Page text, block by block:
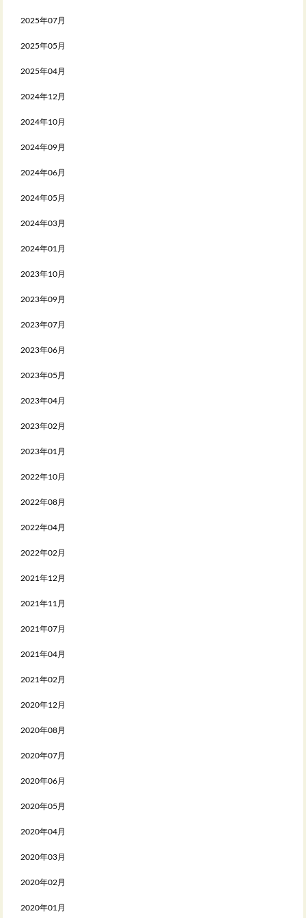
2025年07月
2025年05月
2025年04月
2024年12月
2024年10月
2024年09月
2024年06月
2024年05月
2024年03月
2024年01月
2023年10月
2023年09月
2023年07月
2023年06月
2023年05月
2023年04月
2023年02月
2023年01月
2022年10月
2022年08月
2022年04月
2022年02月
2021年12月
2021年11月
2021年07月
2021年04月
2021年02月
2020年12月
2020年08月
2020年07月
2020年06月
2020年05月
2020年04月
2020年03月
2020年02月
2020年01月